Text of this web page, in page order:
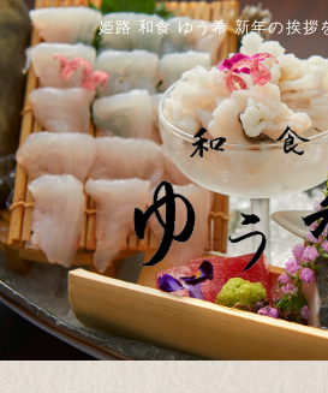
姫路 和食 ゆう希 新年の挨拶